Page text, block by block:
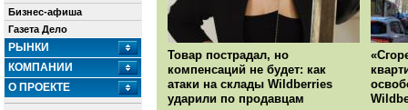
Бизнес-афиша
Газета Дело
РЫНКИ
КОМПАНИИ
О ПРОЕКТЕ
Товар пострадал, но
компенсаций не будет: как
атаки на склады Wildberries
ударили по продавцам